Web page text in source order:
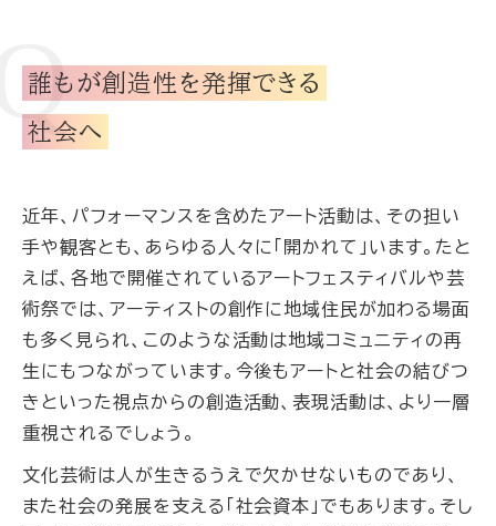
誰もが創造性を発揮できる
社会へ
近年、パフォーマンスを含めたアート活動は、その担い
手や観客とも、あらゆる人々に「開かれて」います。たと
えば、各地で開催されているアートフェスティバルや芸
術祭では、アーティストの創作に地域住民が加わる場面
も多く見られ、このような活動は地域コミュニティの再
生にもつながっています。今後もアートと社会の結びつ
きといった視点からの創造活動、表現活動は、より一層
重視されるでしょう。
文化芸術は人が生きるうえで欠かせないものであり、
また社会の発展を支える「社会資本」でもあります。そし